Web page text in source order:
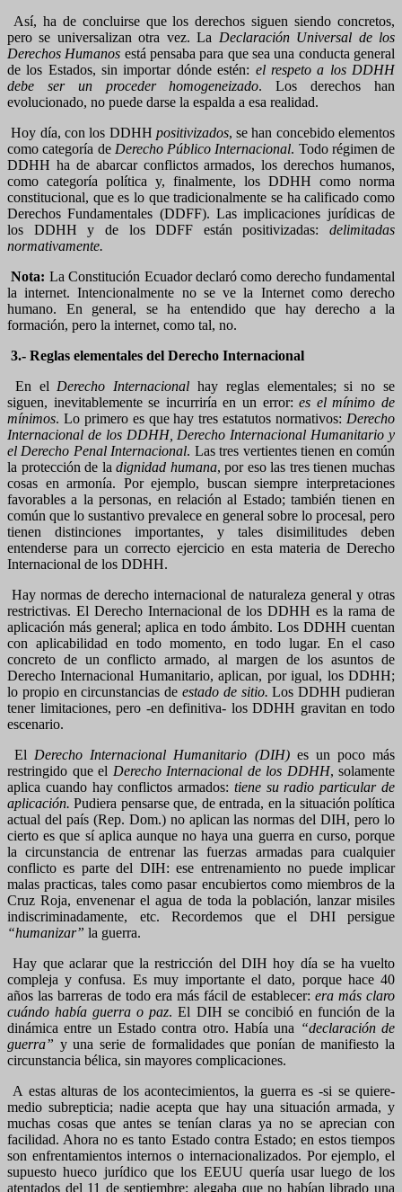
Así, ha de concluirse que los derechos siguen siendo concretos,
pero se universalizan otra vez. La Declaración Universal de los
Derechos Humanos está pensaba para que sea una conducta general
de los Estados, sin importar dónde estén: el respeto a los DDHH
debe ser un proceder homogeneizado. Los derechos han
evolucionado, no puede darse la espalda a esa realidad.
Hoy día, con los DDHH positivizados, se han concebido elementos
como categoría de Derecho Público Internacional. Todo régimen de
DDHH ha de abarcar conflictos armados, los derechos humanos,
como categoría política y, finalmente, los DDHH como norma
constitucional, que es lo que tradicionalmente se ha calificado como
Derechos Fundamentales (DDFF). Las implicaciones jurídicas de
los DDHH y de los DDFF están positivizadas: delimitadas
normativamente.
Nota: La Constitución Ecuador declaró como derecho fundamental
la internet. Intencionalmente no se ve la Internet como derecho
humano. En general, se ha entendido que hay derecho a la
formación, pero la internet, como tal, no.
3.- Reglas elementales del Derecho Internacional
En el Derecho Internacional hay reglas elementales; si no se
siguen, inevitablemente se incurriría en un error:es el mínimo de
mínimos. Lo primero es que hay tres estatutos normativos: Derecho
Internacional de los DDHH, Derecho Internacional Humanitario y
el Derecho Penal Internacional. Las tres vertientes tienen en común
la protección de ladignidad humana, por eso las tres tienen muchas
cosas en armonía. Por ejemplo, buscan siempre interpretaciones
favorables a la personas, en relación al Estado; también tienen en
común que lo sustantivo prevalece en general sobre lo procesal, pero
tienen distinciones importantes, y tales disimilitudes deben
entenderse para un correcto ejercicio en esta materia de Derecho
Internacional de los DDHH.
Hay normas de derecho internacional de naturaleza general y otras
restrictivas. El Derecho Internacional de los DDHH es la rama de
aplicación más general; aplica en todo ámbito. Los DDHH cuentan
con aplicabilidad en todo momento, en todo lugar. En el caso
concreto de un conflicto armado, al margen de los asuntos de
Derecho Internacional Humanitario, aplican, por igual, los DDHH;
lo propio en circunstancias de estado de sitio.Los DDHH pudieran
tener limitaciones, pero -en definitiva- los DDHH gravitan en todo
escenario.
El Derecho Internacional Humanitario (DIH)es un poco más
restringido que el Derecho Internacional de los DDHH, solamente
aplica cuando hay conflictos armados: tiene su radio particular de
aplicación. Pudiera pensarse que, de entrada, en la situación política
actual del país (Rep. Dom.) no aplican las normas del DIH, pero lo
cierto es que sí aplica aunque no haya una guerra en curso, porque
la circunstancia de entrenar las fuerzas armadas para cualquier
conflicto es parte del DIH: ese entrenamiento no puede implicar
malas practicas, tales como pasar encubiertos como miembros de la
Cruz Roja, envenenar el agua de toda la población, lanzar misiles
indiscriminadamente, etc. Recordemos que el DHI persigue
“humanizar” la guerra.
Hay que aclarar que la restricción del DIH hoy día se ha vuelto
compleja y confusa. Es muy importante el dato, porque hace 40
años las barreras de todo era más fácil de establecer: era más claro
cuándo había guerra o paz. El DIH se concibió en función de la
dinámica entre un Estado contra otro. Había una “declaración de
guerra” y una serie de formalidades que ponían de manifiesto la
circunstancia bélica, sin mayores complicaciones.
A estas alturas de los acontecimientos, la guerra es -si se quiere-
medio subrepticia; nadie acepta que hay una situación armada, y
muchas cosas que antes se tenían claras ya no se aprecian con
facilidad. Ahora no es tanto Estado contra Estado; en estos tiempos
son enfrentamientos internos o internacionalizados. Por ejemplo, el
supuesto hueco jurídico que los EEUU quería usar luego de los
atentados del 11 de septiembre: alegaba que no habían librado una